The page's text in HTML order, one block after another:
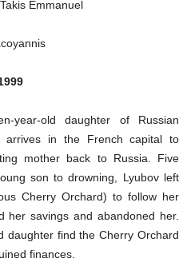
Emmanuel
year-old daughter of Russian
arrives in the French capital to
mother back to Russia. Five
son to drowning, Lyubov left
Cherry Orchard) to follow her
her savings and abandoned her.
daughter find the Cherry Orchard
finances.